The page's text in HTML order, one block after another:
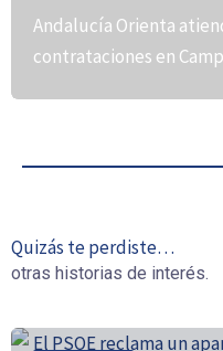
Andalucía Orienta
contrataciones en
Quizás te perdiste…
otras historias de interés.